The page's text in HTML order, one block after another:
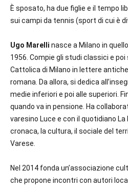
È sposato, ha due figlie e il tempo
sui campi da tennis (sport di cui è
Ugo Marelli nasce a Milano in
1956. Compie gli studi classici e poi
Cattolica di Milano in lettere
romana. Da allora, si dedica
medie inferiori e poi alle superiori.
quando va in pensione. Ha
varesino Luce e con il quotidiano
cronaca, la cultura, il sociale del
Varese.
Nel 2014 fonda un’associazione
che propone incontri con autori